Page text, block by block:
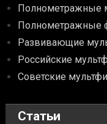
Полнометражные
Полнометражные
Развивающие
Российские
Советские
Статьи